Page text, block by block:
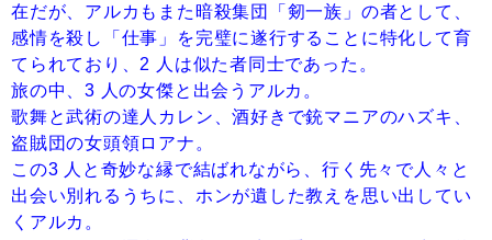
在だが、アルカもまた暗殺集団「剱一族」の者として、
感情を殺し「仕事」を完璧に遂行することに特化して育
てられており、2 人は似た者同士であった。
旅の中、3 人の女傑と出会うアルカ。
歌舞と武術の達人カレン、酒好きで銃マニアのハズキ、
盗賊団の女頭領ロアナ。
この3 人と奇妙な縁で結ばれながら、行く先々で人々と
出会い別れるうちに、ホンが遺した教えを思い出してい
くアルカ。